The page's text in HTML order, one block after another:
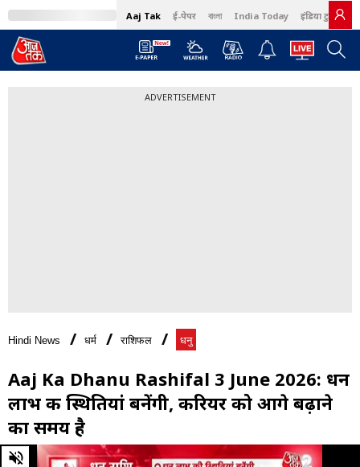
Aaj Tak ई-पेपर বাংলা India Today इंडिया टुडे हिंदी
ADVERTISEMENT
Hindi News धर्म राशिफल धनु
Aaj Ka Dhanu Rashifal 3 June 2026: धन
लाभ की स्थितियां बनेंगी, करियर को आगे बढ़ाने
का समय है
0
of